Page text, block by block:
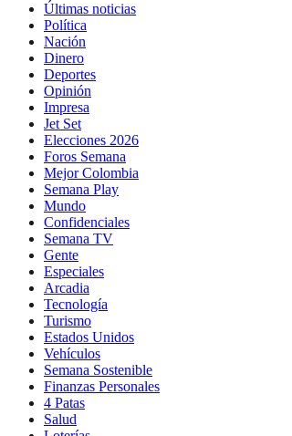
Últimas noticias
Política
Nación
Dinero
Deportes
Opinión
Impresa
Jet Set
Elecciones 2026
Foros Semana
Mejor Colombia
Semana Play
Mundo
Confidenciales
Semana TV
Gente
Especiales
Arcadia
Tecnología
Turismo
Estados Unidos
Vehículos
Semana Sostenible
Finanzas Personales
4 Patas
Salud